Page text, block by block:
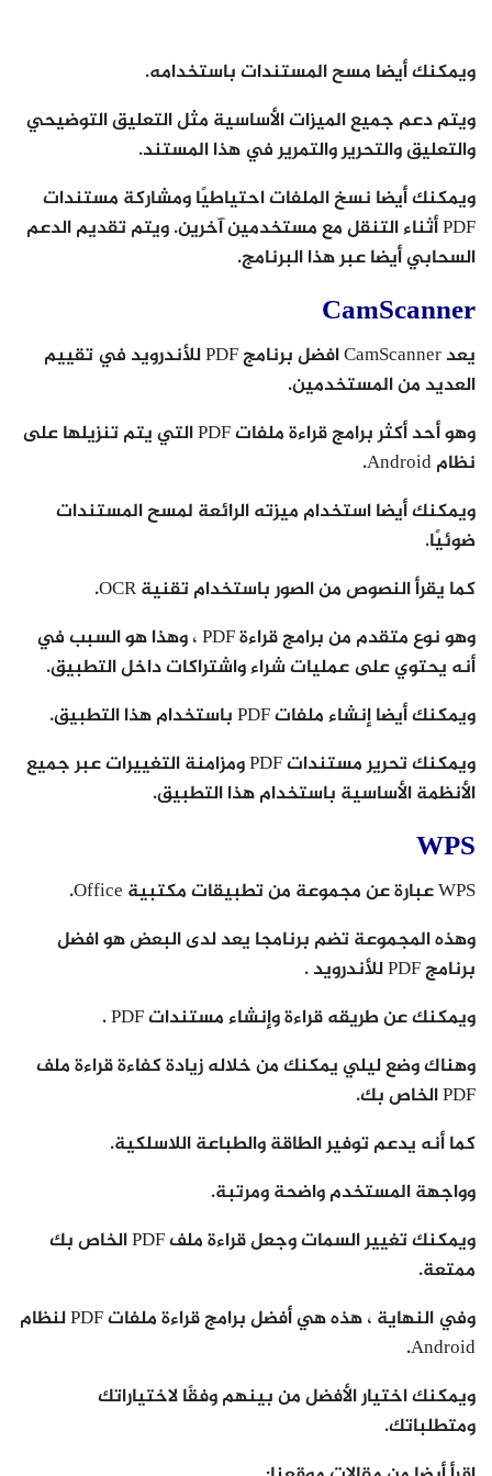
ويمكنك أيضا مسح المستندات باستخدامه.
ويتم دعم جميع الميزات الأساسية مثل التعليق التوضيحي
والتعليق والتحرير والتمرير في هذا المستند.
ويمكنك أيضا نسخ الملفات احتياطيًا ومشاركة مستندات
PDF أثناء التنقل مع مستخدمين آخرين. ويتم تقديم الدعم
السحابي أيضا عبر هذا البرنامج.
CamScanner
يعد CamScanner افضل برنامج PDF للأندرويد في تقييم
العديد من المستخدمين.
وهو أحد أكثر برامج قراءة ملفات PDF التي يتم تنزيلها على
نظام Android.
ويمكنك أيضا استخدام ميزته الرائعة لمسح المستندات
ضوئيًا.
كما يقرأ النصوص من الصور باستخدام تقنية OCR.
وهو نوع متقدم من برامج قراءة PDF ، وهذا هو السبب في
أنه يحتوي على عمليات شراء واشتراكات داخل التطبيق.
ويمكنك أيضا إنشاء ملفات PDF باستخدام هذا التطبيق.
ويمكنك تحرير مستندات PDF ومزامنة التغييرات عبر جميع
الأنظمة الأساسية باستخدام هذا التطبيق.
WPS
WPS عبارة عن مجموعة من تطبيقات مكتبية Office.
وهذه المجموعة تضم برنامجا يعد لدى البعض هو افضل
برنامج PDF للأندرويد .
ويمكنك عن طريقه قراءة وإنشاء مستندات PDF .
وهناك وضع ليلي يمكنك من خلاله زيادة كفاءة قراءة ملف
PDF الخاص بك.
كما أنه يدعم توفير الطاقة والطباعة اللاسلكية.
وواجهة المستخدم واضحة ومرتبة.
ويمكنك تغيير السمات وجعل قراءة ملف PDF الخاص بك
ممتعة.
وفي النهاية ، هذه هي أفضل برامج قراءة ملفات PDF لنظام
Android.
ويمكنك اختيار الأفضل من بينهم وفقًا لاختياراتك
ومتطلباتك.